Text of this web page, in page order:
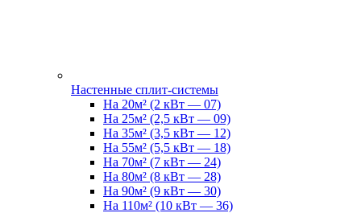
Настенные сплит-системы
На 20м² (2 кВт — 07)
На 25м² (2,5 кВт — 09)
На 35м² (3,5 кВт — 12)
На 55м² (5,5 кВт — 18)
На 70м² (7 кВт — 24)
На 80м² (8 кВт — 28)
На 90м² (9 кВт — 30)
На 110м² (10 кВт — 36)